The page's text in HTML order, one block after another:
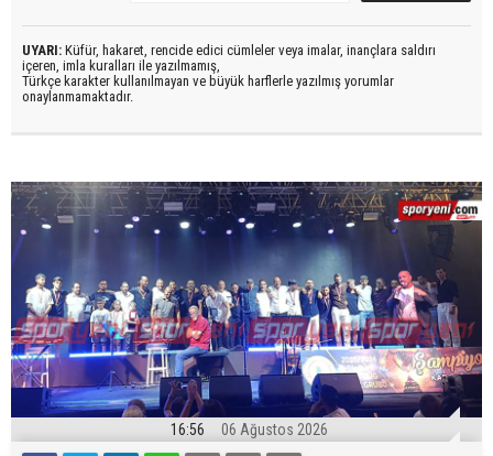
UYARI: Küfür, hakaret, rencide edici cümleler veya imalar, inançlara saldırı
içeren, imla kuralları ile yazılmamış,
Türkçe karakter kullanılmayan ve büyük harflerle yazılmış yorumlar
onaylanmamaktadır.
16:56 06 Ağustos 2026